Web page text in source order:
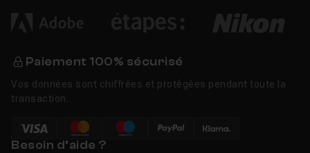
Paiement 100% sécurisé
Vos données sont chiffrées et protégées pendant toute la
transaction.
Besoin d’aide ?